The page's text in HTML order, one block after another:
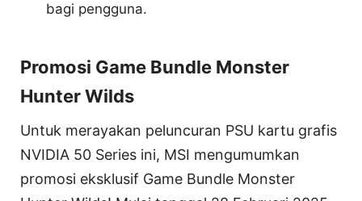
bagi pengguna.
Promosi Game Bundle Monster
Hunter Wilds
Untuk merayakan peluncuran PSU kartu grafis
NVIDIA 50 Series ini, MSI mengumumkan
promosi eksklusif Game Bundle Monster